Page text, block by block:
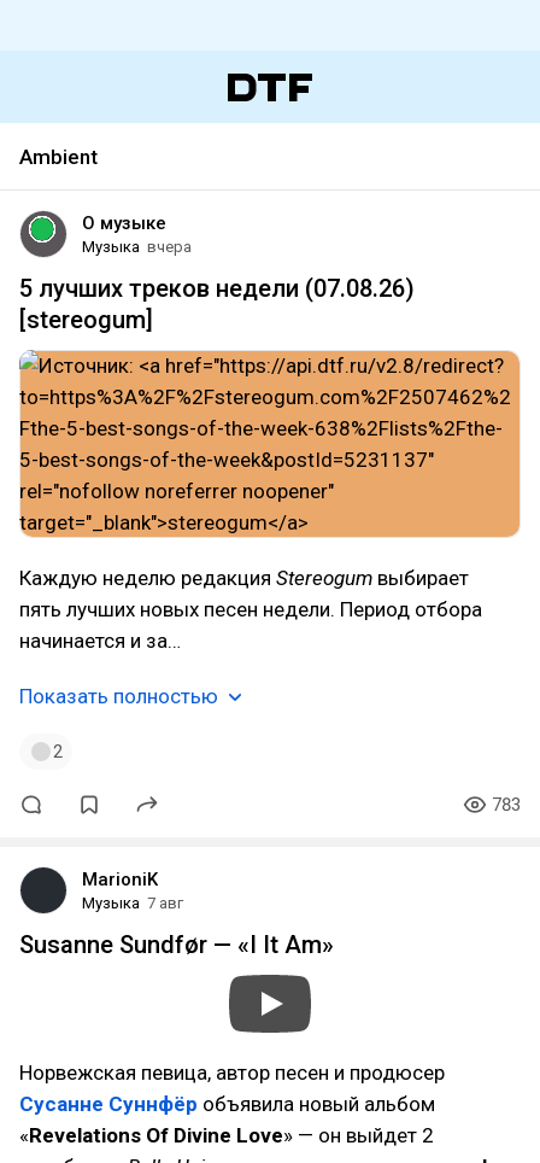
Ambient
О музыке
Музыка вчера
5 лучших треков недели (07.08.26)
[stereogum]
Каждую неделю редакция Stereogum выбирает
пять лучших новых песен недели. Период отбора
начинается и за…
Показать полностью
2
783
MarioniK
Музыка 7 авг
Susanne Sundfør — «I It Am»
Норвежская певица, автор песен и продюсер
Сусанне Суннфёр объявила новый альбом
«Revelations Of Divine Love» — он выйдет 2